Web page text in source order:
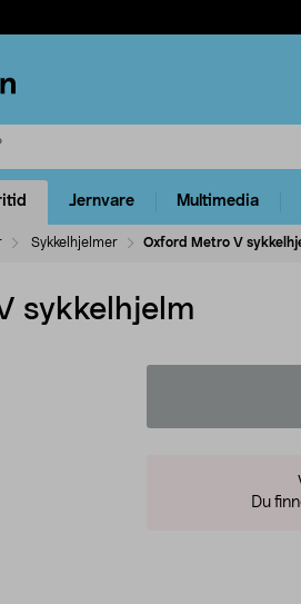
Jernvare Multimedia
Sykkelhjelmer Oxford Metro V
sykkelhjelm
Du